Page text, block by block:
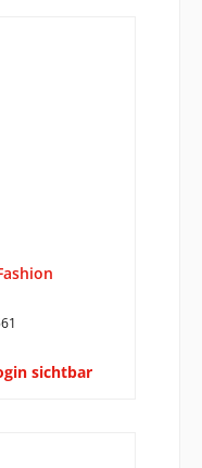
sichtbar